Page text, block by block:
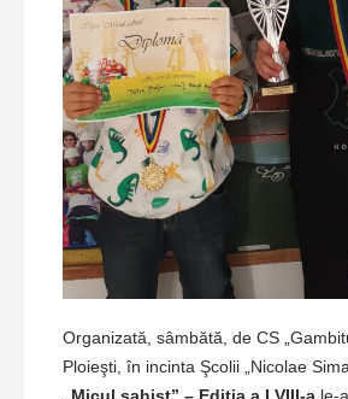
Organizată, sâmbătă, de CS
Ploieşti, în incinta Şcolii „Nicolae